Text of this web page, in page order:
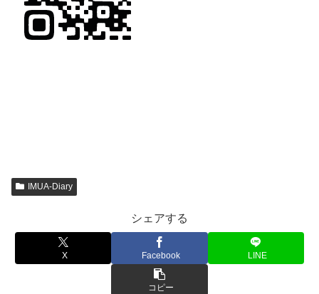
IMUA-Diary
シェアする
X Facebook LINE
コピー